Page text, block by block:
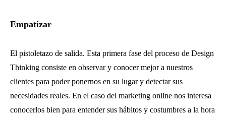
Empatizar
El pistoletazo de salida. Esta primera fase del proceso de Design
Thinking consiste en observar y conocer mejor a nuestros
clientes para poder ponernos en su lugar y detectar sus
necesidades reales. En el caso del marketing online nos interesa
conocerlos bien para entender sus hábitos y costumbres a la hora